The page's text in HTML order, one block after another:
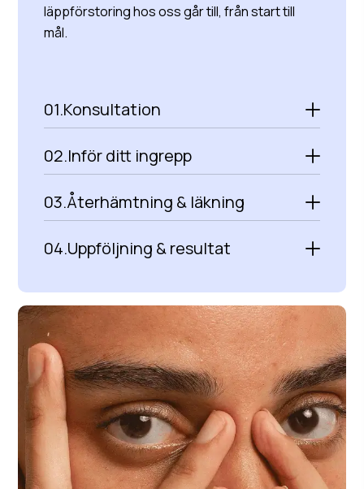
läppförstoring hos oss går till, från start till
mål.
01.Konsultation
02.Inför ditt ingrepp
03.Återhämtning & läkning
04.Uppföljning & resultat